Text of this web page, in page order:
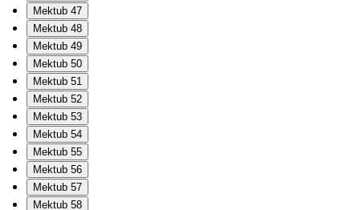
Mektub 47
Mektub 48
Mektub 49
Mektub 50
Mektub 51
Mektub 52
Mektub 53
Mektub 54
Mektub 55
Mektub 56
Mektub 57
Mektub 58